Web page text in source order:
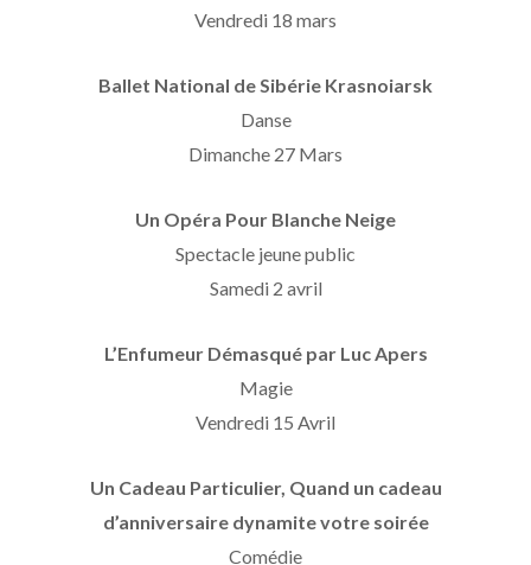
Vendredi 18 mars
Ballet National de Sibérie Krasnoiarsk
Danse
Dimanche 27 Mars
Un Opéra Pour Blanche Neige
Spectacle jeune public
Samedi 2 avril
L’Enfumeur Démasqué par Luc Apers
Magie
Vendredi 15 Avril
Un Cadeau Particulier, Quand un cadeau
d’anniversaire dynamite votre soirée
Comédie